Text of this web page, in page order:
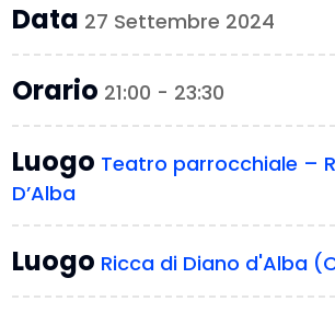
Data 27 Settembre 2024
Orario 21:00 - 23:30
Luogo Teatro parrocchiale –
D’Alba
Luogo Ricca di Diano d'Alba